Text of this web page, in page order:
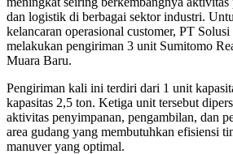
dan logistik di berbagai sektor industri.
kelancaran operasional customer, PT
melakukan pengiriman 3 unit Sumitomo
Muara Baru.
Pengiriman kali ini terdiri dari 1 unit
kapasitas 2,5 ton. Ketiga unit tersebut
aktivitas penyimpanan, pengambilan, dan
area gudang yang membutuhkan efisiensi
manuver yang optimal.